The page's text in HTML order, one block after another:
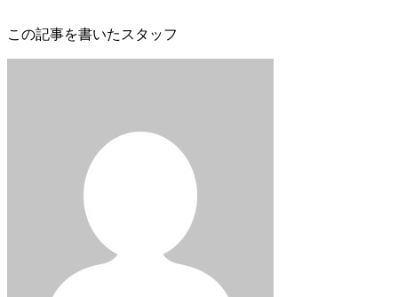
この記事を書いたスタッフ